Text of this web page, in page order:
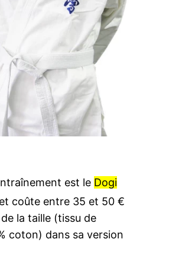
est le Dogi
et coûte entre 35 et 50 €
la taille (tissu de
coton) dans sa version